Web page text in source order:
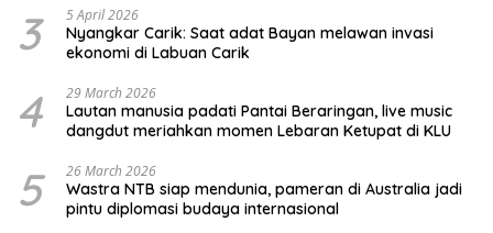
3 5 April 2026
Nyangkar Carik: Saat adat Bayan melawan invasi
ekonomi di Labuan Carik
4 29 March 2026
Lautan manusia padati Pantai Beraringan, live music
dangdut meriahkan momen Lebaran Ketupat di KLU
5 26 March 2026
Wastra NTB siap mendunia, pameran di Australia jadi
pintu diplomasi budaya internasional